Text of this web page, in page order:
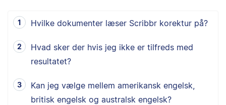
Hvilke dokumenter læser Scribbr korektur på?
Hvad sker der hvis jeg ikke er tilfreds med
resultatet?
Kan jeg vælge mellem amerikansk engelsk,
britisk engelsk og australsk engelsk?